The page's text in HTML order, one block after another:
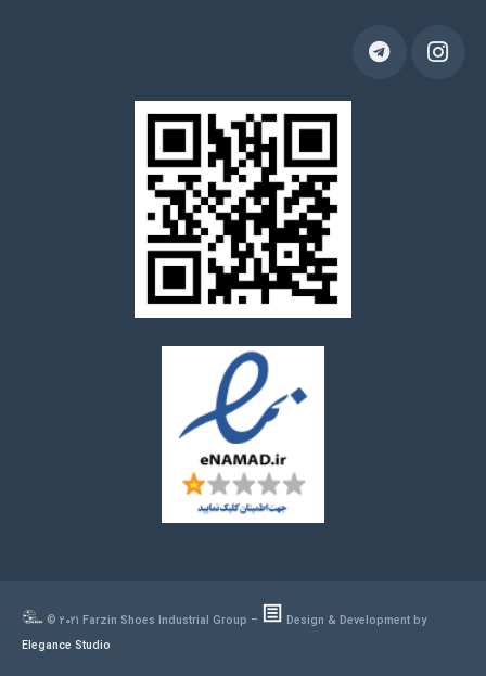
© ۲۰۲۱ Farzin Shoes Industrial Group –
Design & Development by
Elegance Studio